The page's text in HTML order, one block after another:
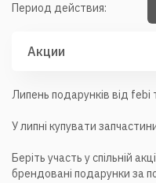
Период действия:
Акции
Липень подарунків від febi
У липні купувати
Беріть участь у спільній
брендовані подарунки за